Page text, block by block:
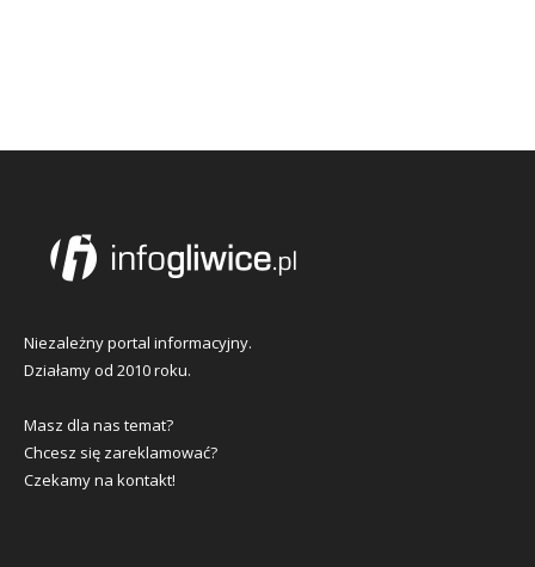
Niezależny portal informacyjny.
Działamy od 2010 roku.
Masz dla nas temat?
Chcesz się zareklamować?
Czekamy na kontakt!